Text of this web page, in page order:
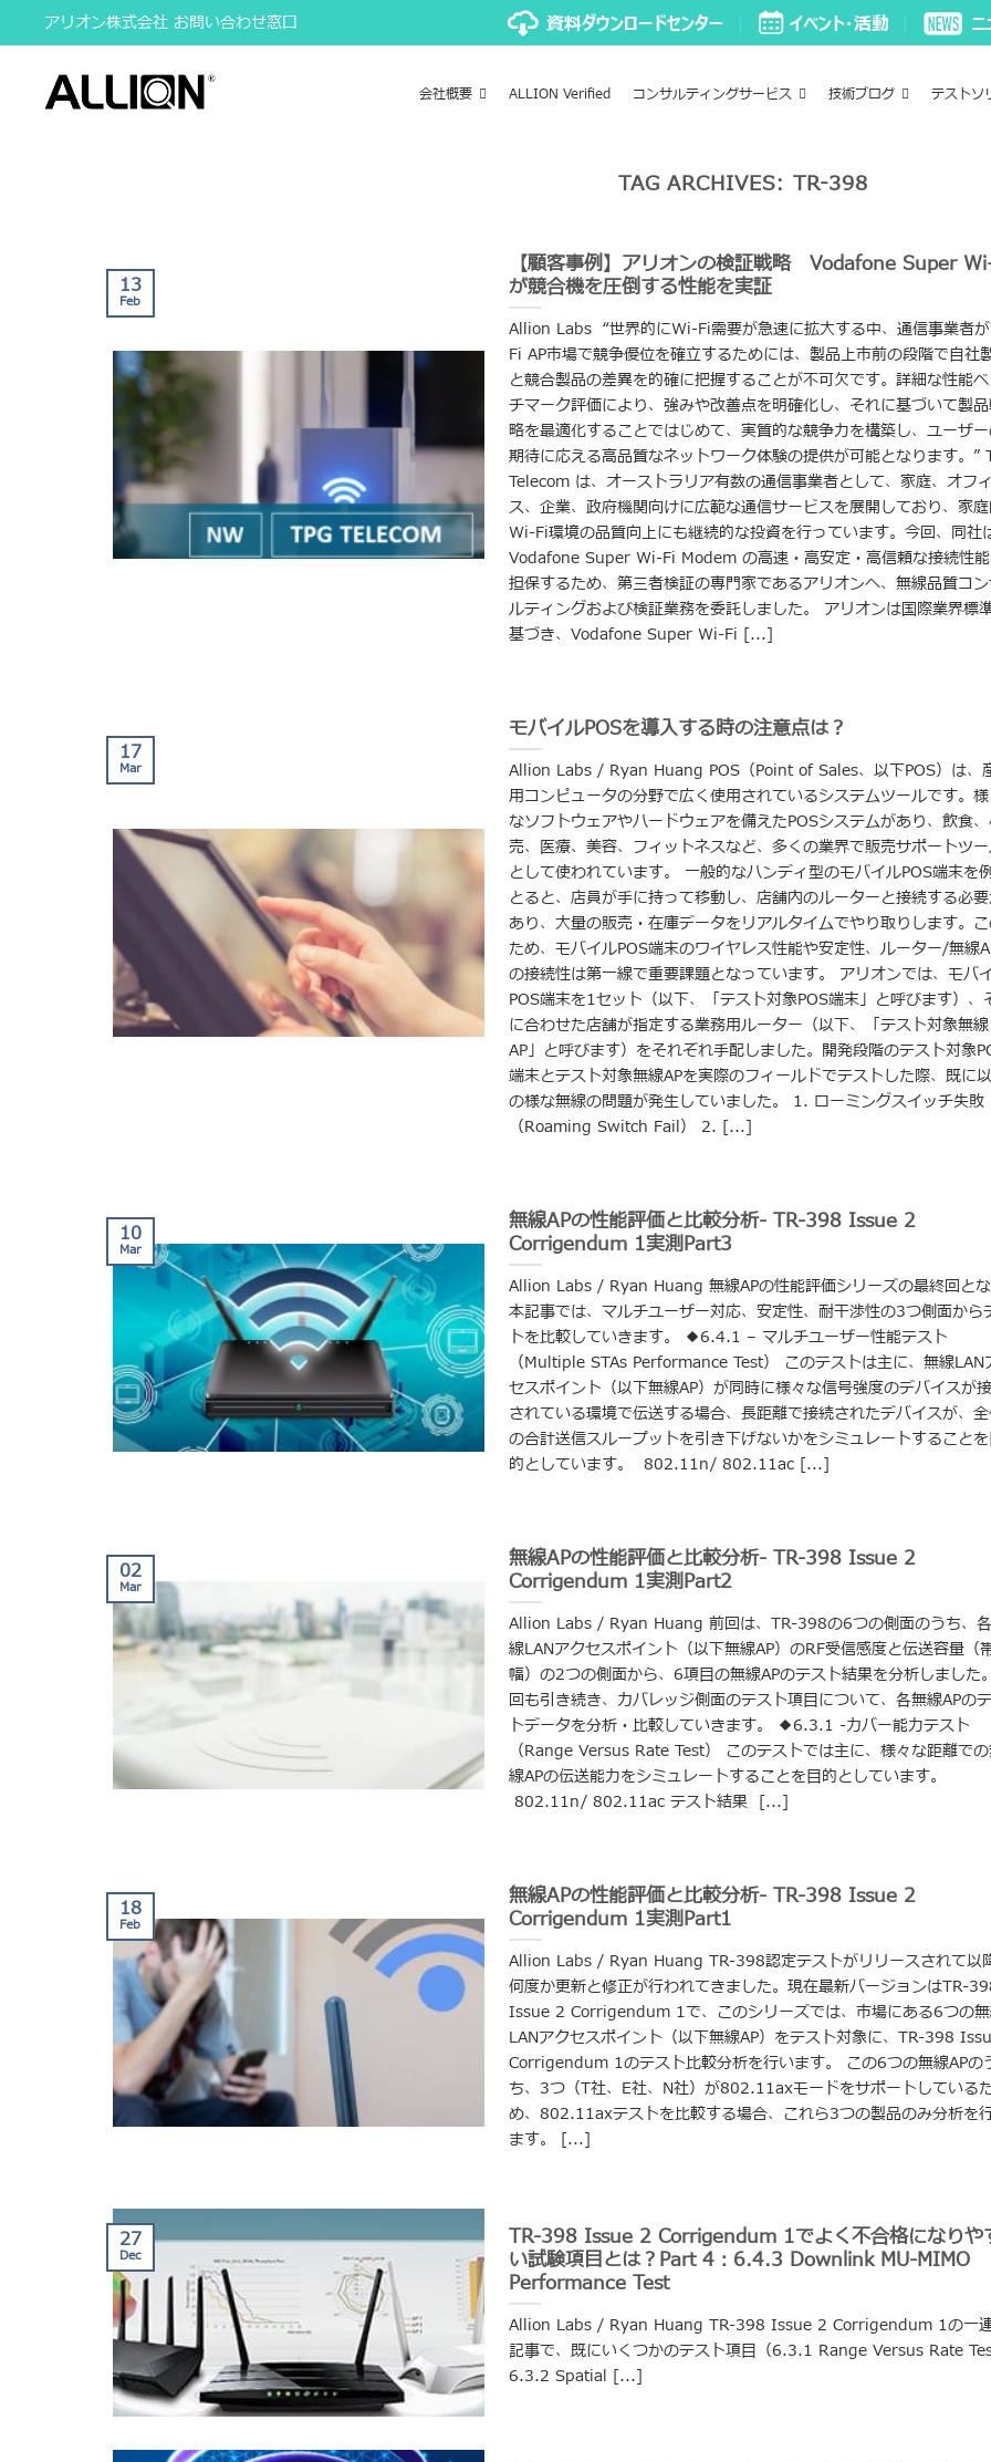
to
content
アリオン株式会社 お問い合わせ窓口
会社概要 ALLION Verified コンサルティングサービス 技術ブログ テストソ
TAG ARCHIVES: TR-398
【顧客事例】アリオンの検証戦略 Vodafone Super
が競合機を圧倒する性能を実証
Allion Labs “世界的にWi-Fi需要が急速に拡大する中、通信事業者
Fi AP市場で競争優位を確立するためには、製品上市前の段階で自社
と競合製品の差異を的確に把握することが不可欠です。詳細な性能
チマーク評価により、強みや改善点を明確化し、それに基づいて製
略を最適化することではじめて、実質的な競争力を構築し、ユーザ
期待に応える高品質なネットワーク体験の提供が可能となります。”
Telecom は、オーストラリア有数の通信事業者として、家庭、オフィ
ス、企業、政府機関向けに広範な通信サービスを展開しており、家
Wi-Fi環境の品質向上にも継続的な投資を行っています。今回、同社
Vodafone Super Wi-Fi Modem の高速・高安定・高信頼な接続性
担保するため、第三者検証の専門家であるアリオンへ、無線品質コ
ルティングおよび検証業務を委託しました。 アリオンは国際業界標
基づき、Vodafone Super Wi-Fi [...]
13
Feb
モバイルPOSを導入する時の注意点は？
Allion Labs / Ryan Huang POS（Point of Sales、以下POS）は、
用コンピュータの分野で広く使用されているシステムツールです。様
なソフトウェアやハ​​ードウェアを備えたPOSシステムがあり、飲食
売、医療、美容、フィットネスなど、多くの業界で販売サポートツ
として使われています。 一般的なハンディ型のモバイルPOS端末を
とると、店員が手に持って移動し、店舗内のルーターと接続する必
あり、大量の販売・在庫データをリアルタイムでやり取りします。
ため、モバイルPOS端末のワイヤレス性能や安定性、ルーター/無線
の接続性は第一線で重要課題となっています。 アリオンでは、モバ
POS端末を1セット（以下、「テスト対象POS端末」と呼びます）、
に合わせた店舗が指定する業務用ルーター（以下、「テスト対象無線
AP」と呼びます）をそれぞれ手配しました。開発段階のテスト対象
端末とテスト対象無線APを実際のフィールドでテストした際、既に
の様な無線の問題が発生していました。 1. ローミングスイッチ失敗
（Roaming Switch Fail） 2. [...]
17
Mar
無線APの性能評価と比較分析- TR-398 Issue 2
Corrigendum 1実測Part3
Allion Labs / Ryan Huang 無線APの性能評価シリーズの最終回と
本記事では、マルチユーザー対応、安定性、耐干渉性の3つ側面から
トを比較していきます。 ◆6.4.1 – マルチユーザー性能テスト
（Multiple STAs Performance Test） このテストは主に、無線LAN
セスポイント（以下無線AP）が同時に様々な信号強度のデバイスが
されている環境で伝送する場合、長距離で接続されたデバイスが、
の合計送信スループットを引き下げないかをシミュレートすること
的としています。 802.11n/ 802.11ac [...]
10
Mar
無線APの性能評価と比較分析- TR-398 Issue 2
Corrigendum 1実測Part2
Allion Labs / Ryan Huang 前回は、TR-398の6つの側面のうち、
線LANアクセスポイント（以下無線AP）のRF受信感度と伝送容量（
幅）の2つの側面から、6項目の無線APのテスト結果を分析しました
回も引き続き、カバレッジ側面のテスト項目について、各無線APの
トデータを分析・比較していきます。 ◆6.3.1 -カバー能力テスト
（Range Versus Rate Test） このテストでは主に、様々な距離で
線APの伝送能力をシミュレートすることを目的としています。
802.11n/ 802.11ac テスト結果 [...]
02
Mar
無線APの性能評価と比較分析- TR-398 Issue 2
Corrigendum 1実測Part1
Allion Labs / Ryan Huang TR-398認定テストがリリースされて以降
何度か更新と修正が行われてきました。現在最新バージョンはTR-
Issue 2 Corrigendum 1で、このシリーズでは、市場にある6つの
LANアクセスポイント（以下無線AP）をテスト対象に、TR-398
Corrigendum 1のテスト比較分析を行います。 この6つの無線APの
ち、3つ（T社、E社、N社）が802.11axモードをサポートしている
め、802.11axテストを比較する場合、これら3つの製品のみ分析を
ます。 [...]
18
Feb
TR-398 Issue 2 Corrigendum 1でよく不合格になりや
い試験項目とは？Part 4：6.4.3 Downlink MU-MIMO
Performance Test
Allion Labs / Ryan Huang TR-398 Issue 2 Corrigendum 1の一
記事で、既にいくつかのテスト項目（6.3.1 Range Versus Rate
6.3.2 Spatial [...]
27
Dec